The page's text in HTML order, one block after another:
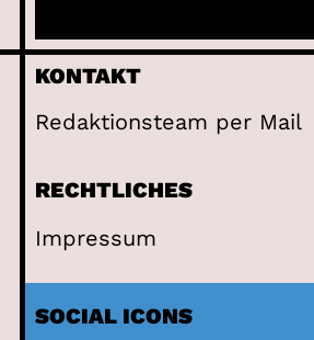
u
c
e
KONTAKT
Redaktionsteam per Mail
RECHTLICHES
Impressum
SOCIAL ICONS